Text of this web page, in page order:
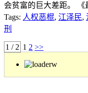
会贫富的巨大差距。 《
Tags: 人权恶棍, 江泽民,
刑
1 / 2 1 2 >>